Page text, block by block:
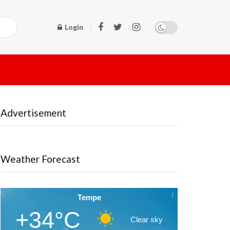
Login
Advertisement
Weather Forecast
Tempe
+34°C Clear sky